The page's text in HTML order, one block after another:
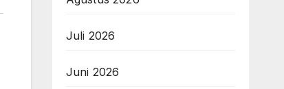
Juli 2026
Juni 2026